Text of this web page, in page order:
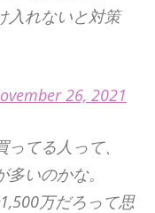
入れないと対策
26, 2021
てる人って、
いのかな。
万だろって思